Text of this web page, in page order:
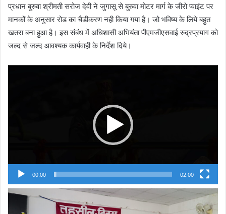
प्रधान बुरुवा श्रीमती सरोज देवी ने जुगासू से बुरुवा मोटर मार्ग के जीरो प्वाइंट पर
मानकों के अनुसार रोड का चैडीकरण नही किया गया है। जो भविष्य के लिये बहुत
खतरा बना हुआ है। इस संबंध में अधिशासी अभियंता पीएमजीएसवाई रुद्रप्रयाग को
जल्द से जल्द आवश्यक कार्यवाही के निर्देश दिये।
00:00 02:00